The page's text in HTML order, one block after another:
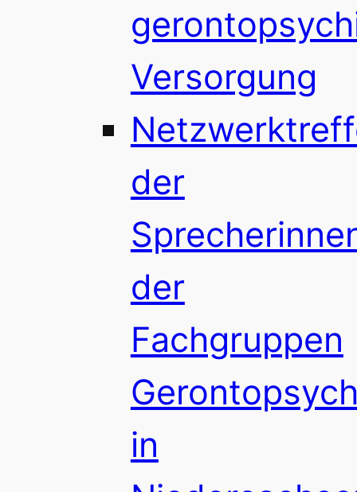
Versorgung
der
der
Fachgruppen
in